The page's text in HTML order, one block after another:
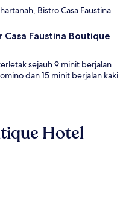
Bistro Casa Faustina.
Casa Faustina Boutique
sejauh 9 minit berjalan
dan 15 minit berjalan kaki
Hotel